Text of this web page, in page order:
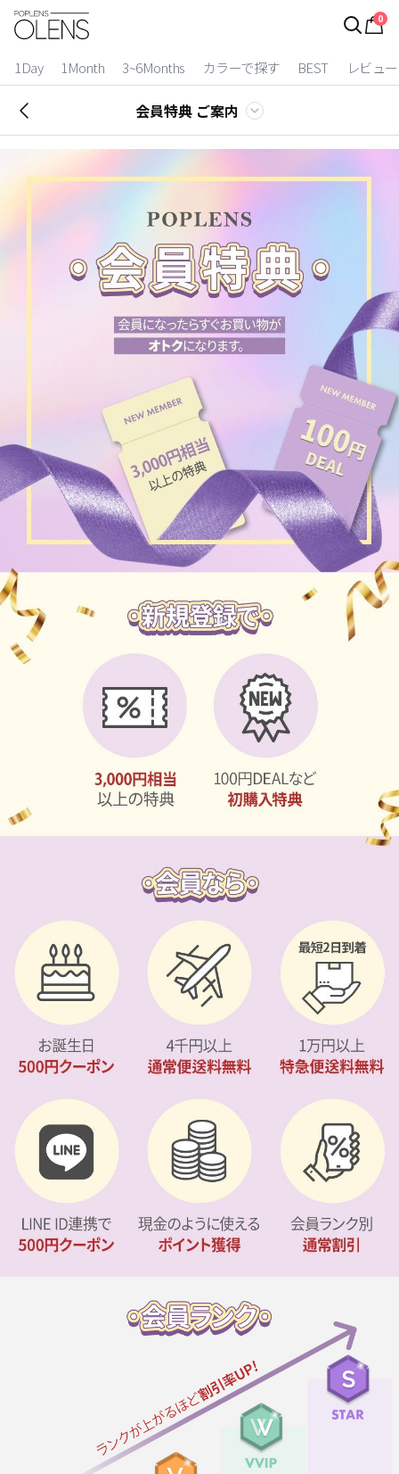
0
1Day 1Month 3~6Months カラーで探す BEST レビュー
ログイン
カラコン比較
今月限定特典
ベスト
装着期間
2 Weeks
3~6 Months
よりどりキット
チョコ
グレー
ブラック
ヘーゼル
グリーン
ピンク
乱視用
ケア用品
EYEしてる
カスタマーサービス
ショッピングガイド
アプリダウンロード
INSTAGRAM LINE
会員特典 ご案内